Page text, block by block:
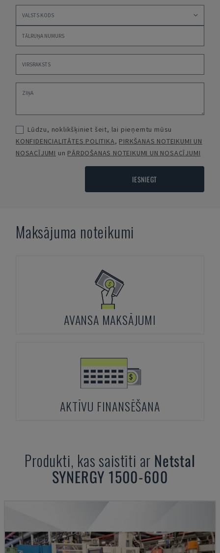
Lūdzu, noklikšķiniet šeit, lai pieņemtu mūsu
KONFIDENCIALITĀTES POLITIKA, PIRKŠANAS NOTEIKUMI UN
NOSACĪJUMI un PĀRDOŠANAS NOTEIKUMI UN NOSACĪJUMI
IESNIEGT
Maksājuma noteikumi
AVANSA MAKSĀJUMI
AKTĪVU FINANSĒŠANA
Produkti, kas saistīti ar Netstal
SYNERGY 1500-600